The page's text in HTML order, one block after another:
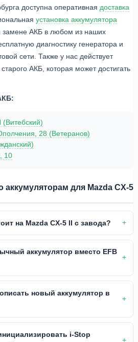
доступна оперативная доставка
установка аккумулятора
замене АКБ в любом из наших
диагностику генератора и
сети. Также у нас действует
АКБ, которая может достигать
28 (Ветеранов)
10
для Mazda CX-5
на Mazda CX-5 II с завода?
аккумулятор вместо EFB
новый аккумулятор в
i-Stop